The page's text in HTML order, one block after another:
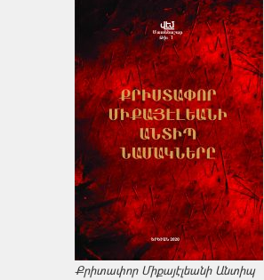
Քրիտափոր Միքայէլեանի Անտիպ